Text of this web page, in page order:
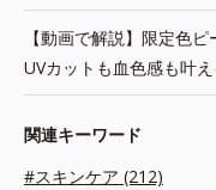
【動画で解説】限定色
UVカットも血色感も叶
関連キーワード
#スキンケア (212)